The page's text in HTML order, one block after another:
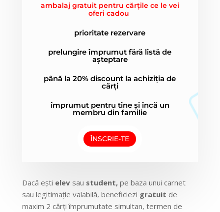
ambalaj gratuit pentru cărțile ce le vei
oferi cadou
prioritate rezervare
prelungire împrumut fără listă de
așteptare
până la 20% discount la achiziția de
cărți
împrumut pentru tine și încă un
membru din familie
ÎNSCRIE-TE
Dacă ești elev sau student,pe baza unui carnet
sau legitimație valabilă, beneficiezi gratuit de
maxim 2 cărți împrumutate simultan, termen de